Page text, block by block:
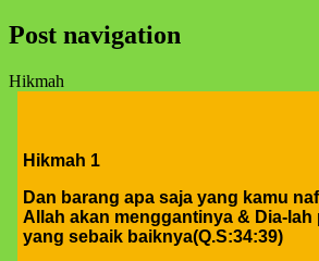
Post navigation
Hikmah
Hikmah 1
Dan barang apa saja yang kamu
Allah akan menggantinya & Dia-lah
yang sebaik baiknya(Q.S:34:39)